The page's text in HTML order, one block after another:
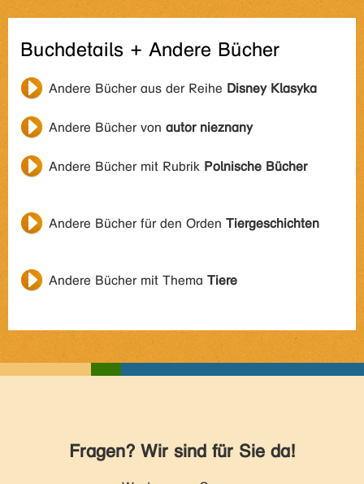
Buchdetails + Andere Bücher
Andere Bücher aus der Reihe Disney Klasyka
Andere Bücher von autor nieznany
Andere Bücher mit Rubrik Polnische Bücher
Andere Bücher für den Orden Tiergeschichten
Andere Bücher mit Thema Tiere